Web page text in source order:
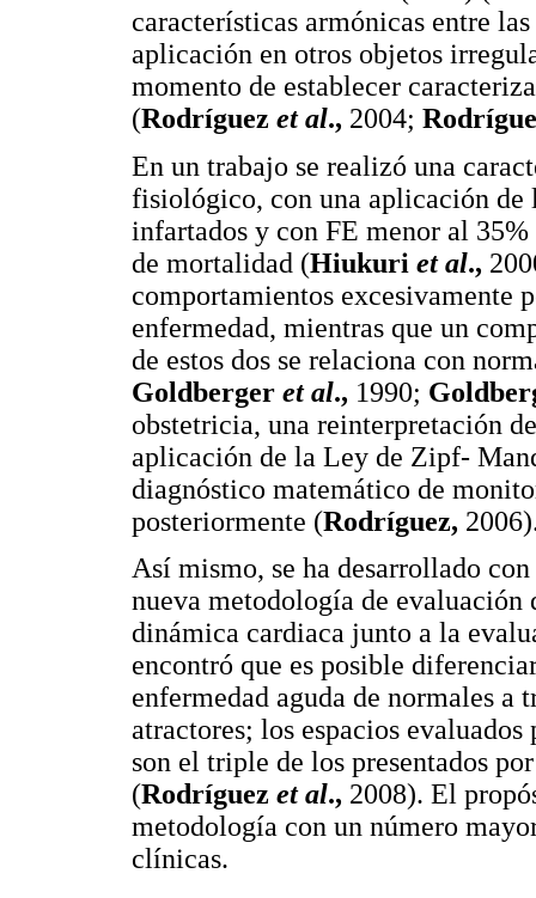
características armónicas entre
aplicación en otros objetos
momento de establecer
(Rodríguez et al., 2004;
En un trabajo se realizó una
fisiológico, con una aplicación de
infartados y con FE menor al
de mortalidad (Hiukuri et al.,
comportamientos excesivamente
enfermedad, mientras que un
de estos dos se relaciona con
Goldberger et al., 1990;
obstetricia, una reinterpretación
aplicación de la Ley de Zipf-
diagnóstico matemático de
posteriormente (Rodríguez,
Así mismo, se ha desarrollado
nueva metodología de
dinámica cardiaca junto a la
encontró que es posible
enfermedad aguda de normales a
atractores; los espacios
son el triple de los presentados
(Rodríguez et al., 2008). El
metodología con un número
clínicas.